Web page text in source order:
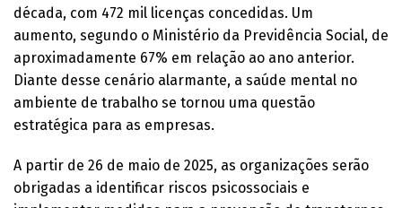
década, com 472 mil licenças concedidas. Um
aumento, segundo o Ministério da Previdência Social, de
aproximadamente 67% em relação ao ano anterior.
Diante desse cenário alarmante, a saúde mental no
ambiente de trabalho se tornou uma questão
estratégica para as empresas.
A partir de 26 de maio de 2025, as organizações serão
obrigadas a identificar riscos psicossociais e